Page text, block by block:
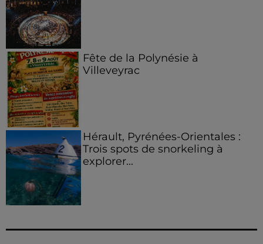
Fête de la Polynésie à
Villeveyrac
Hérault, Pyrénées-Orientales :
Trois spots de snorkeling à
explorer...